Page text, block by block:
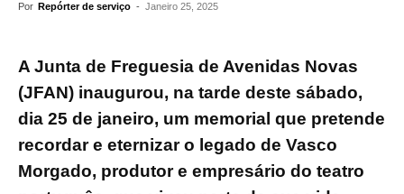
Por Repórter de serviço - Janeiro 25, 2025
A Junta de Freguesia de Avenidas Novas
(JFAN) inaugurou, na tarde deste sábado,
dia 25 de janeiro, um memorial que pretende
recordar e eternizar o legado de Vasco
Morgado, produtor e empresário do teatro